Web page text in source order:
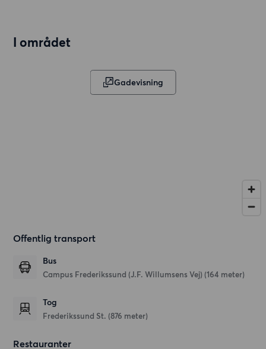
I området
Gadevisning
Offentlig transport
Bus
Campus Frederikssund (J.F. Willumsens Vej) (164 meter)
Tog
Frederikssund St. (876 meter)
Restauranter